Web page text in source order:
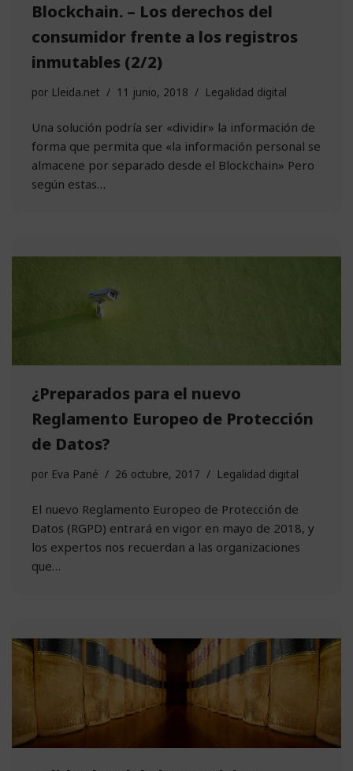
Blockchain. – Los derechos del
consumidor frente a los registros
inmutables (2/2)
por Lleida.net 11 junio, 2018 Legalidad digital
Una solución podría ser «dividir» la información de
forma que permita que «la información personal se
almacene por separado desde el Blockchain» Pero
según estas…
¿Preparados para el nuevo
Reglamento Europeo de Protección
de Datos?
por Eva Pané 26 octubre, 2017 Legalidad digital
El nuevo Reglamento Europeo de Protección de
Datos (RGPD) entrará en vigor en mayo de 2018, y
los expertos nos recuerdan a las organizaciones
que…